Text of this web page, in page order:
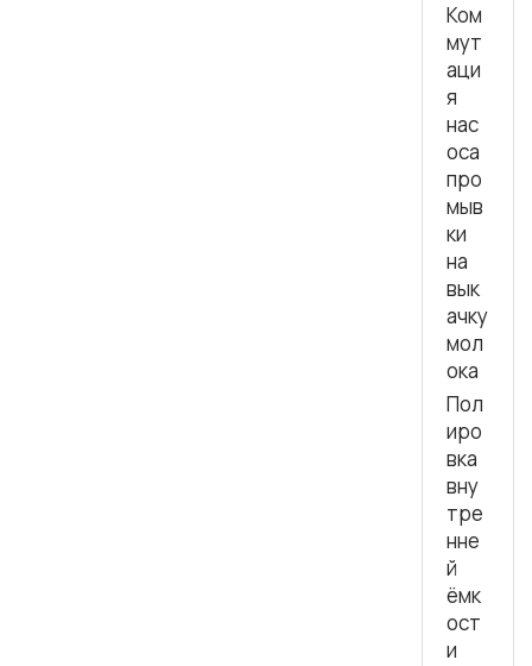
Ком
мут
аци
я
нас
оса
про
мыв
ки
на
вык
ачку
мол
ока
Пол
иро
вка
вну
тре
нне
й
ёмк
ост
и